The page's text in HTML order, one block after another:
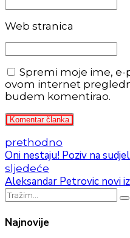
Web stranica
Spremi moje ime,
ovom internet
budem komentirao.
Komentar članka
prethodno
Oni nestaju! Poziv na
sljedeće
Aleksandar Petrovic novi
Najnovije